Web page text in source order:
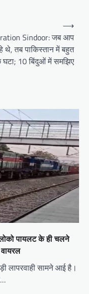
Sindoor: जब आप
थे, तब पाकिस्तान में बहुत
10 बिंदुओं में समझिए
⟶
पायलट के ही चलने
सामने आई है।